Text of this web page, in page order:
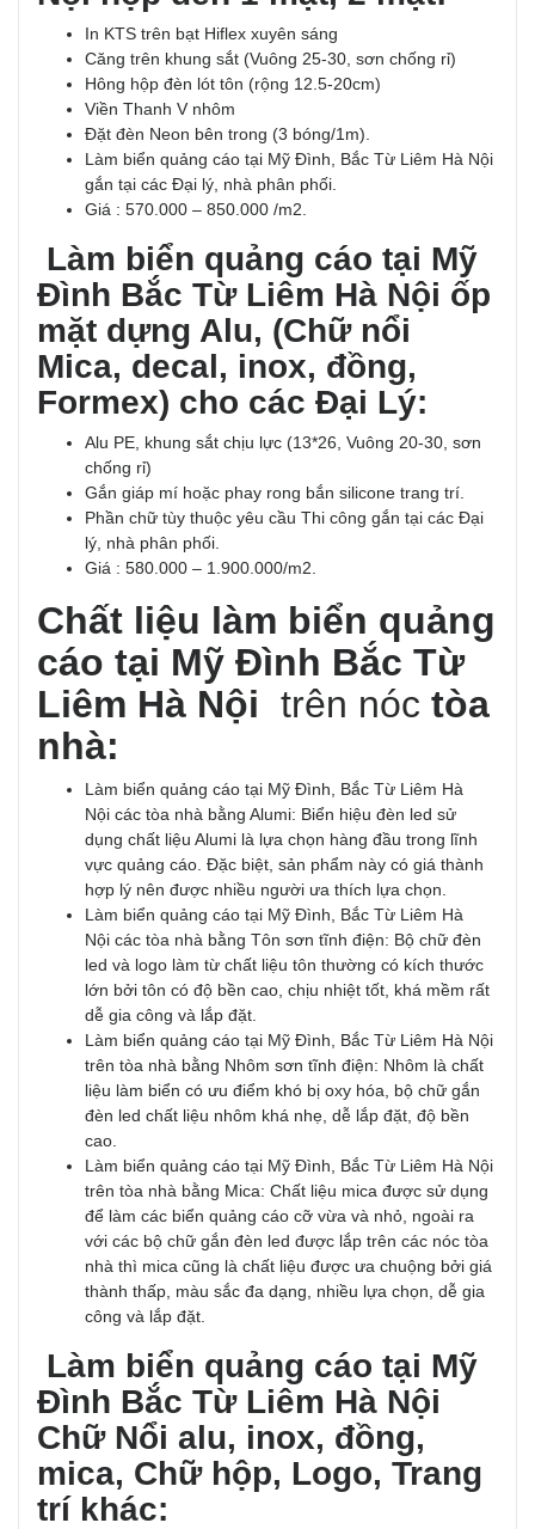
In KTS trên bạt Hiflex xuyên sáng
Căng trên khung sắt (Vuông 25-30, sơn chống rỉ)
Hông hộp đèn lót tôn (rộng 12.5-20cm)
Viền Thanh V nhôm
Đặt đèn Neon bên trong (3 bóng/1m).
Làm biển quảng cáo tại Mỹ Đình, Bắc Từ Liêm Hà Nội
gắn tại các Đại lý, nhà phân phối.
Giá : 570.000 – 850.000 /m2.
Làm biển quảng cáo tại Mỹ
Đình Bắc Từ Liêm Hà Nội ốp
mặt dựng Alu, (Chữ nổi
Mica, decal, inox, đồng,
Formex) cho các Đại Lý:
Alu PE, khung sắt chịu lực (13*26, Vuông 20-30, sơn
chống rỉ)
Gắn giáp mí hoặc phay rong bắn silicone trang trí.
Phần chữ tùy thuộc yêu cầu Thi công gắn tại các Đại
lý, nhà phân phối.
Giá : 580.000 – 1.900.000/m2.
Chất liệu làm biển quảng
cáo tại Mỹ Đình Bắc Từ
Liêm Hà Nội trên nóc tòa
nhà:
Làm biển quảng cáo tại Mỹ Đình, Bắc Từ Liêm Hà
Nội các tòa nhà bằng Alumi: Biển hiệu đèn led sử
dụng chất liệu Alumi là lựa chọn hàng đầu trong lĩnh
vực quảng cáo. Đặc biệt, sản phẩm này có giá thành
hợp lý nên được nhiều người ưa thích lựa chọn.
Làm biển quảng cáo tại Mỹ Đình, Bắc Từ Liêm Hà
Nội các tòa nhà bằng Tôn sơn tĩnh điện: Bộ chữ đèn
led và logo làm từ chất liệu tôn thường có kích thước
lớn bởi tôn có độ bền cao, chịu nhiệt tốt, khá mềm rất
dễ gia công và lắp đặt.
Làm biển quảng cáo tại Mỹ Đình, Bắc Từ Liêm Hà Nội
trên tòa nhà bằng Nhôm sơn tĩnh điện: Nhôm là chất
liệu làm biển có ưu điểm khó bị oxy hóa, bộ chữ gắn
đèn led chất liệu nhôm khá nhẹ, dễ lắp đặt, độ bền
cao.
Làm biển quảng cáo tại Mỹ Đình, Bắc Từ Liêm Hà Nội
trên tòa nhà bằng Mica: Chất liệu mica được sử dụng
để làm các biển quảng cáo cỡ vừa và nhỏ, ngoài ra
với các bộ chữ gắn đèn led được lắp trên các nóc tòa
nhà thì mica cũng là chất liệu được ưa chuộng bởi giá
thành thấp, màu sắc đa dạng, nhiều lựa chọn, dễ gia
công và lắp đặt.
Làm biển quảng cáo tại Mỹ
Đình Bắc Từ Liêm Hà Nội
Chữ Nổi alu, inox, đồng,
mica, Chữ hộp, Logo, Trang
trí khác: